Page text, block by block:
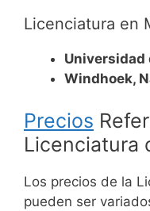
Licenciatura en
Universidad
Windhoek,
Precios
Licenciatura
Los precios de la
pueden ser